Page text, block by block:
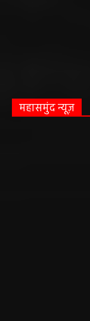
महासमुंद न्यूज़